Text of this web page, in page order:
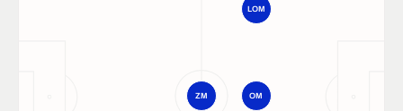
OM
LOM
ZM